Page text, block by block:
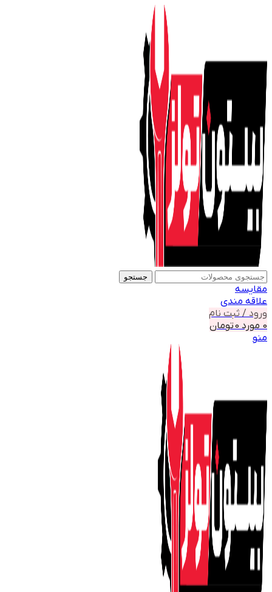
جستجو
مقايسه
علاقه مندی
ورود / ثبت نام
0 مورد 0تومان
منو